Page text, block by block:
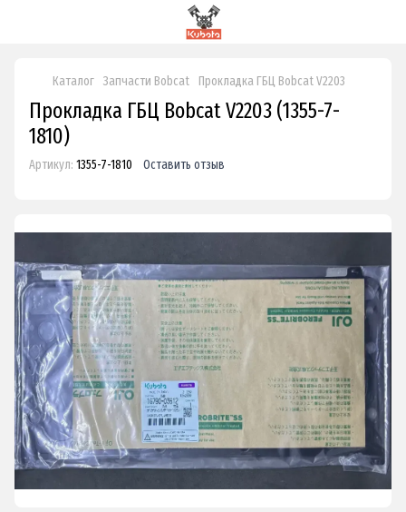
Каталог Запчасти Bobcat Прокладка ГБЦ Bobcat V2203
Прокладка ГБЦ Bobcat V2203 (1355-7-
1810)
Артикул: 1355-7-1810 Оставить отзыв